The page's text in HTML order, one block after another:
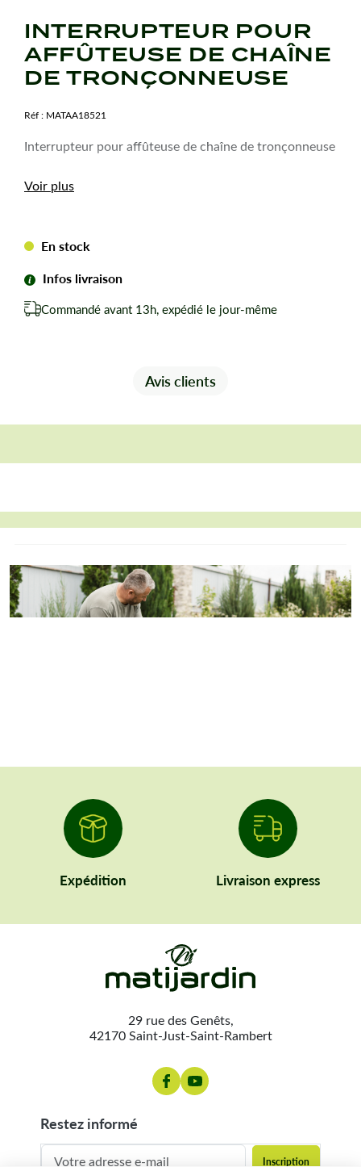
INTERRUPTEUR POUR
AFFÛTEUSE DE CHAÎNE
DE TRONÇONNEUSE
Réf : MATAA18521
Interrupteur pour affûteuse de chaîne de tronçonneuse
Voir plus
En stock
Infos livraison
Commandé avant 13h, expédié le jour-même
Avis clients
Expédition Livraison express
29 rue des Genêts,
42170 Saint-Just-Saint-Rambert
restez informé